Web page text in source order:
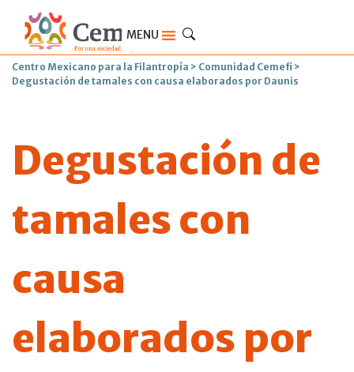
MENU
Centro Mexicano para la Filantropía > Comunidad Cemefi >
Degustación de tamales con causa elaborados por Daunis
Degustación de
tamales con
causa
elaborados por